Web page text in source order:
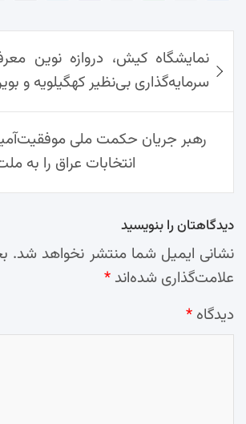
ok
Ap
p
Lin
k
Mai
l
am
راهبری
نوشته‌ها
نمایشگاه کیش، دروازه نوین
سرمایه‌گذاری بی‌نظیر کهگیلویه و
رهبر جریان حکمت ملی
انتخابات عراق را به
دیدگاهتان را بنویسید
نشانی ایمیل شما منتشر نخواهد شد.
علامت‌گذاری شده‌اند *
دیدگاه *